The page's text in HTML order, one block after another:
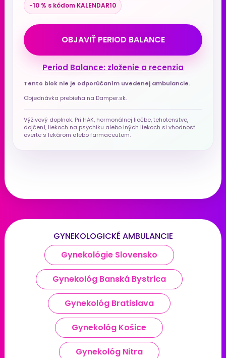
−10 % s kódom KALENDAR10
OBJAVIŤ PERIOD BALANCE
Period Balance: zloženie a recenzia
Tento blok nie je odporúčaním uvedenej ambulancie.
Objednávka prebieha na Damper.sk.
Výživový doplnok. Pri HAK, hormonálnej liečbe, tehotenstve,
dojčení, liekoch na psychiku alebo iných liekoch si vhodnosť
overte s lekárom alebo farmaceutom.
GYNEKOLOGICKÉ AMBULANCIE
Gynekológie Slovensko
Gynekológ Banská Bystrica
Gynekológ Bratislava
Gynekológ Košice
Gynekológ Nitra